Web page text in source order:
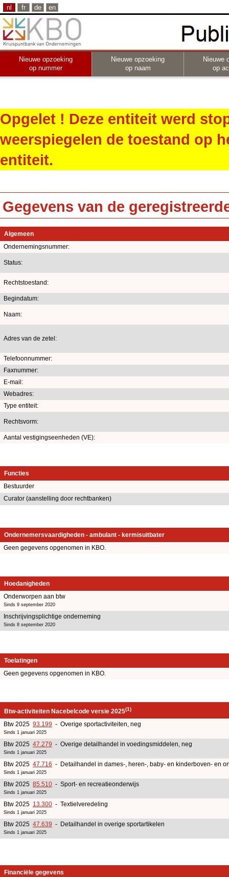
nl fr de en
Nieuwe opzoeking
op nummer
Nieuwe opzoeking
op naam
Nieuwe
op
Opgelet ! Deze entiteit werd
weerspiegelen de toestand op
entiteit.
Gegevens van de
Algemeen
Ondernemingsnummer:
Status:
Rechtstoestand:
Begindatum:
Naam:
Adres van de zetel:
Telefoonnummer:
Faxnummer:
E-mail:
Webadres:
Type entiteit:
Rechtsvorm:
Aantal vestigingseenheden (VE):
Functies
Bestuurder
Curator (aanstelling door rechtbanken)
Ondernemersvaardigheden - ambulant - kermisuitbater
Geen gegevens opgenomen in KBO.
Hoedanigheden
Onderworpen aan btw
Sinds 9 september 2020
Inschrijvingsplichtige onderneming
Sinds 8 september 2020
Toelatingen
Geen gegevens opgenomen in KBO.
Btw-activiteiten Nacebelcode versie 2025(1)
Btw 2025 93.199 - Overige sportactiviteiten, neg
Sinds 1 januari 2025
Btw 2025 47.279 - Overige detailhandel in voedingsmiddelen, neg
Sinds 1 januari 2025
Btw 2025 47.716 - Detailhandel in dames-, heren-, baby- en kinderboven- en
Sinds 1 januari 2025
Btw 2025 85.510 - Sport- en recreatieonderwijs
Sinds 1 januari 2025
Btw 2025 13.300 - Textielveredeling
Sinds 1 januari 2025
Btw 2025 47.639 - Detailhandel in overige sportartikelen
Sinds 1 januari 2025
Financiële gegevens